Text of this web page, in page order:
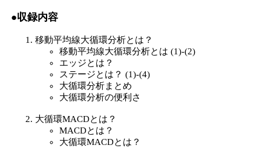
●収録内容
移動平均線大循環分析とは？
移動平均線大循環分析とは (1)-(2)
エッジとは？
ステージとは？ (1)-(4)
大循環分析まとめ
大循環分析の便利さ
大循環MACDとは？
MACDとは？
大循環MACDとは？